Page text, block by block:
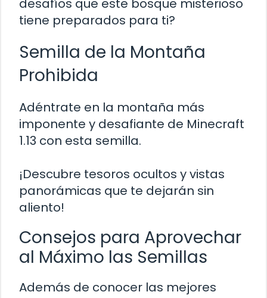
desafíos que este bosque misterioso
tiene preparados para ti?
Semilla de la Montaña
Prohibida
Adéntrate en la montaña más
imponente y desafiante de Minecraft
1.13 con esta semilla.
¡Descubre tesoros ocultos y vistas
panorámicas que te dejarán sin
aliento!
Consejos para Aprovechar
al Máximo las Semillas
Además de conocer las mejores